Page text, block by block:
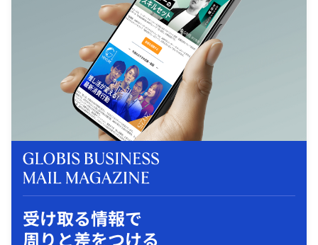
受け取る情報で
周りと差をつける